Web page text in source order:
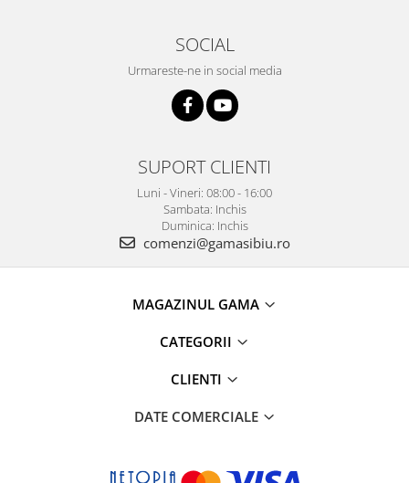
SOCIAL
Urmareste-ne in social media
SUPORT CLIENTI
Luni - Vineri: 08:00 - 16:00
Sambata: Inchis
Duminica: Inchis
comenzi@gamasibiu.ro
MAGAZINUL GAMA
CATEGORII
CLIENTI
DATE COMERCIALE